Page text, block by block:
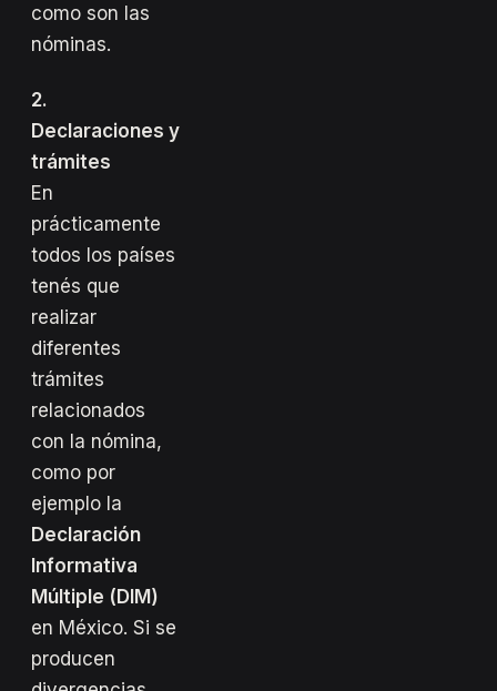
como son las
nóminas.
2.
Declaraciones y
trámites
En
prácticamente
todos los países
tenés que
realizar
diferentes
trámites
relacionados
con la nómina,
como por
ejemplo la
Declaración
Informativa
Múltiple (DIM)
en México. Si se
producen